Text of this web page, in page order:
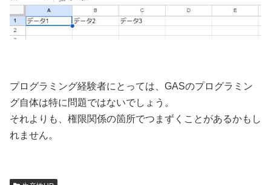
プログラミング経験者にとっては、GASのプログラミン
グ自体は特に問題ではないでしょう。
それよりも、権限関係の箇所でつまずくことがあるかもし
れません。